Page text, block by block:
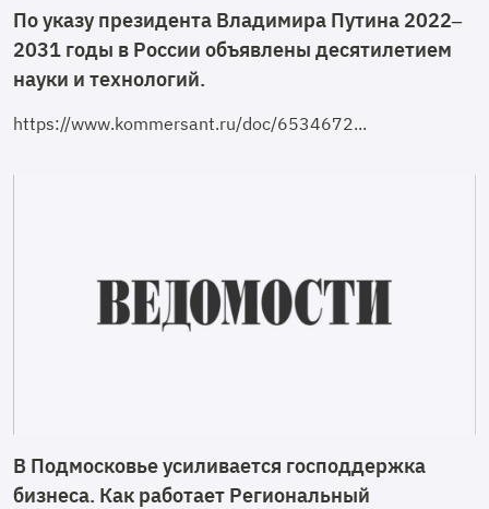
По указу президента Владимира Путина 2022–
2031 годы в России объявлены десятилетием
науки и технологий.
https://www.kommersant.ru/doc/6534672...
В Подмосковье усиливается господдержка
бизнеса. Как работает Региональный